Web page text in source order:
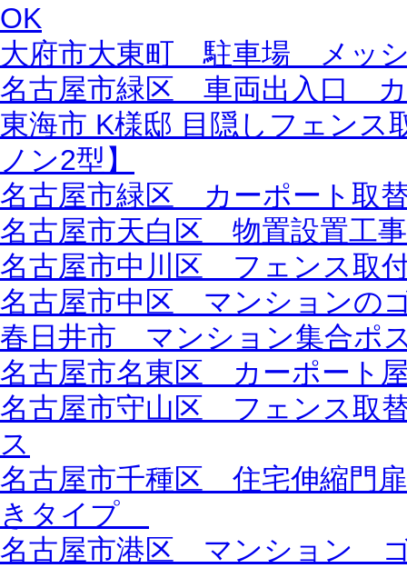
OK
大府市大東町 駐車場 メッ
名古屋市緑区 車両出入口 カ
東海市 K様邸 目隠しフェン
ノン2型】
名古屋市緑区 カーポート取
名古屋市天白区 物置設置
名古屋市中川区 フェンス取
名古屋市中区 マンションの
春日井市 マンション集合ポ
名古屋市名東区 カーポー
名古屋市守山区 フェンス取
ス
名古屋市千種区 住宅伸縮門
きタイプ
名古屋市港区 マンション